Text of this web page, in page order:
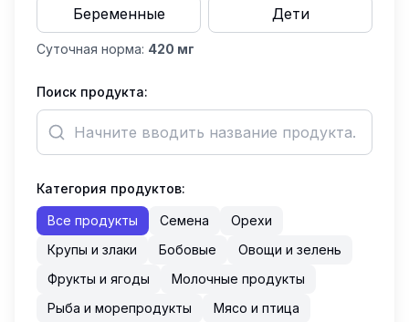
Беременные Дети
Суточная норма: 420 мг
Поиск продукта:
Категория продуктов:
Все продукты Семена
Орехи
Крупы и злаки
Бобовые
Овощи и зелень
Фрукты и ягоды
Молочные продукты
Рыба и морепродукты
Мясо и птица